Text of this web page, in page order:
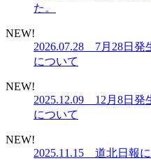
た。
NEW!
2026.07.28 7月28日発
について
NEW!
2025.12.09 12月8日発
について
NEW!
2025.11.15 道北日報に